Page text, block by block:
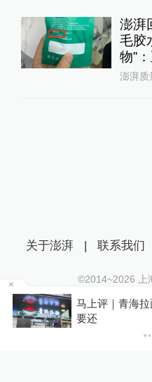
澎湃
毛胶
物”
澎湃质
8月1日至30日
生预约功能
关于澎湃 | 联系我们
©2014~2026 上
沪ICP证：沪B2-
互联网新闻信息服
沪公网安备